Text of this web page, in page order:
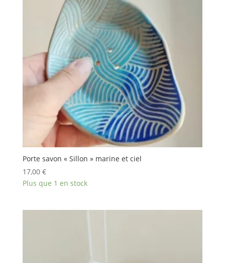
Porte savon « Sillon » marine et ciel
17,00 €
Plus que 1 en stock